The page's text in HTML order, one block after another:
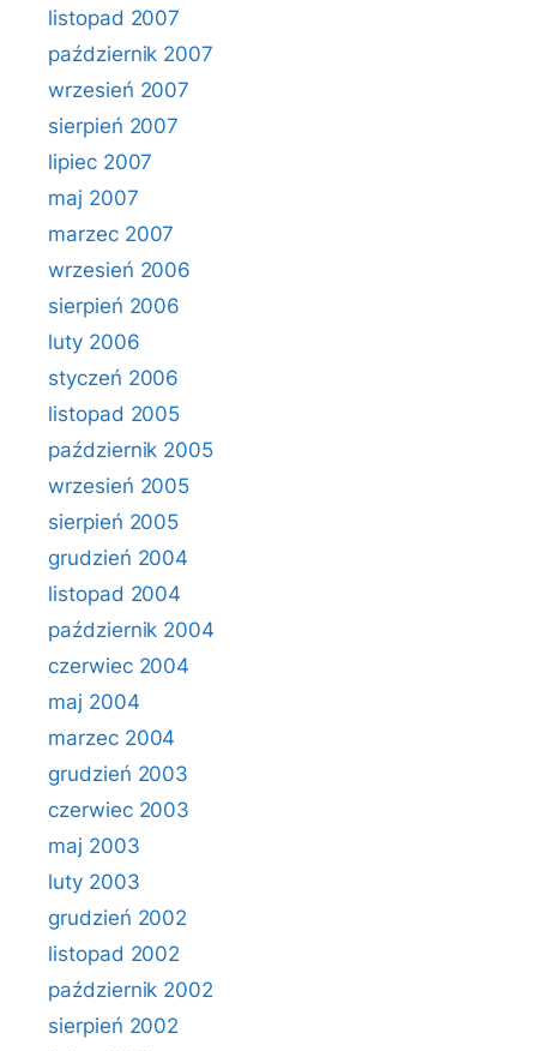
listopad 2007
październik 2007
wrzesień 2007
sierpień 2007
lipiec 2007
maj 2007
marzec 2007
wrzesień 2006
sierpień 2006
luty 2006
styczeń 2006
listopad 2005
październik 2005
wrzesień 2005
sierpień 2005
grudzień 2004
listopad 2004
październik 2004
czerwiec 2004
maj 2004
marzec 2004
grudzień 2003
czerwiec 2003
maj 2003
luty 2003
grudzień 2002
listopad 2002
październik 2002
sierpień 2002